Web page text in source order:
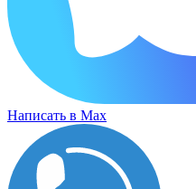
Написать в Max